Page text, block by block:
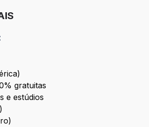
gratuitas
e estúdios